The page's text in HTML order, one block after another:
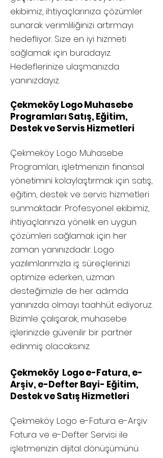
ekibimiz, ihtiyaçlarınıza çözümler
sunarak verimliliğinizi artırmayı
hedefliyor. Size en iyi hizmeti
sağlamak için buradayız.
Hedeflerinize ulaşmanızda
yanınızdayız.
Çekmeköy Logo Muhasebe
Programları Satış, Eğitim,
Destek ve Servis Hizmetleri
Çekmeköy Logo Muhasebe
Programları, işletmenizin finansal
yönetimini kolaylaştırmak için satış,
eğitim, destek ve servis hizmetleri
sunmaktadır. Profesyonel ekibimiz,
ihtiyaçlarınıza yönelik en uygun
çözümleri sağlamak için her
zaman yanınızdadır. Logo
yazılımlarımızla iş süreçlerinizi
optimize ederken, uzman
desteğimizle de her adımda
yanınızda olmayı taahhüt ediyoruz.
Bizimle çalışarak, muhasebe
işlerinizde güvenilir bir partner
edinmiş olacaksınız.
Çekmeköy Logo e-Fatura, e-
Arşiv, e-Defter Bayi- Eğitim,
Destek ve Satış Hizmetleri
Çekmeköy Logo e-Fatura e-Arşiv
Fatura ve e-Defter Servisi ile
işletmenizin dijital dönüşümünü